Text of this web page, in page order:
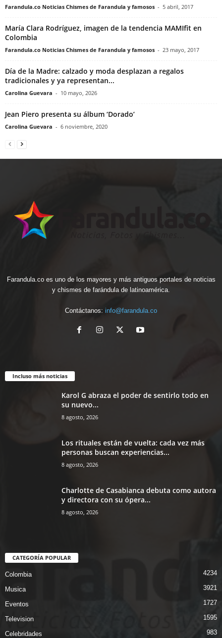
Farandula.co Noticias Chismes de Farandula y famosos - 5 abril, 2017
María Clara Rodríguez, imagen de la tendencia MAMIfit en
Colombia
Farandula.co Noticias Chismes de Farandula y famosos - 23 mayo, 2017
Día de la Madre: calzado y moda desplazan a regalos
tradicionales y ya representan...
Carolina Guevara - 10 mayo, 2026
Jean Piero presenta su álbum ‘Dorado’
Carolina Guevara - 6 noviembre, 2020
Farandula.co es uno de los mayores y más antiguos portales de noticias
y chismes de farándula de latinoamérica.
Contáctanos: info@farandula.co
Incluso más noticias
Karol G abraza el poder de sentirlo todo en
su nuevo...
8 agosto, 2026
Los rituales están de vuelta: cada vez más
personas buscan experiencias...
8 agosto, 2026
Charlotte de Casabianca debuta como autora
y directora con su ópera...
8 agosto, 2026
CATEGORÍA POPULAR
Colombia 4234
Musica 3921
Eventos 1727
Television 1595
Celebridades 983